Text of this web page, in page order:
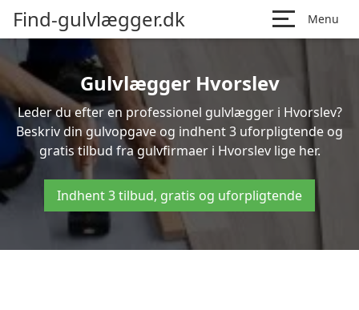
Find-gulvlægger.dk Menu
Gulvlægger Hvorslev
Leder du efter en professionel gulvlægger i Hvorslev?
Beskriv din gulvopgave og indhent 3 uforpligtende og
gratis tilbud fra gulvfirmaer i Hvorslev lige her.
Indhent 3 tilbud, gratis og uforpligtende